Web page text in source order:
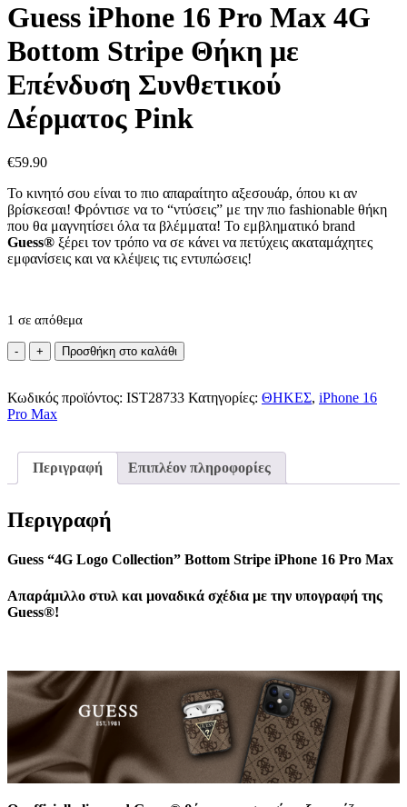
Guess iPhone 16 Pro Max 4G
Bottom Stripe Θήκη με
Επένδυση Συνθετικού
Δέρματος Pink
€59.90
Το κινητό σου είναι το πιο απαραίτητο αξεσουάρ, όπου κι αν
βρίσκεσαι! Φρόντισε να το “ντύσεις” με την πιο fashionable θήκη
που θα μαγνητίσει όλα τα βλέμματα! Το εμβληματικό brand
Guess® ξέρει τον τρόπο να σε κάνει να πετύχεις ακαταμάχητες
εμφανίσεις και να κλέψεις τις εντυπώσεις!
1 σε απόθεμα
Guess
iPhone
Pro
Max
Stripe
Θήκη
Συνθετικού
Pink
Προσθήκη στο καλάθι
Κωδικός προϊόντος: IST28733 Κατηγορίες: ΘΗΚΕΣ, iPhone 16
Pro Max
Περιγραφή Επιπλέον πληροφορίες
Περιγραφή
Guess “4G Logo Collection” Bottom Stripe iPhone 16 Pro Max
Απαράμιλλο στυλ και μοναδικά σχέδια με την υπογραφή της
Guess®!